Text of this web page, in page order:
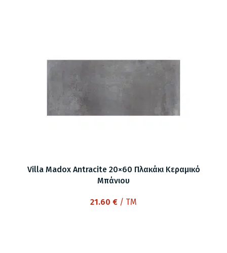
Villa Madox Antracite 20×60 Πλακάκι Κεραμικό
Μπάνιου
21.60 € / TM